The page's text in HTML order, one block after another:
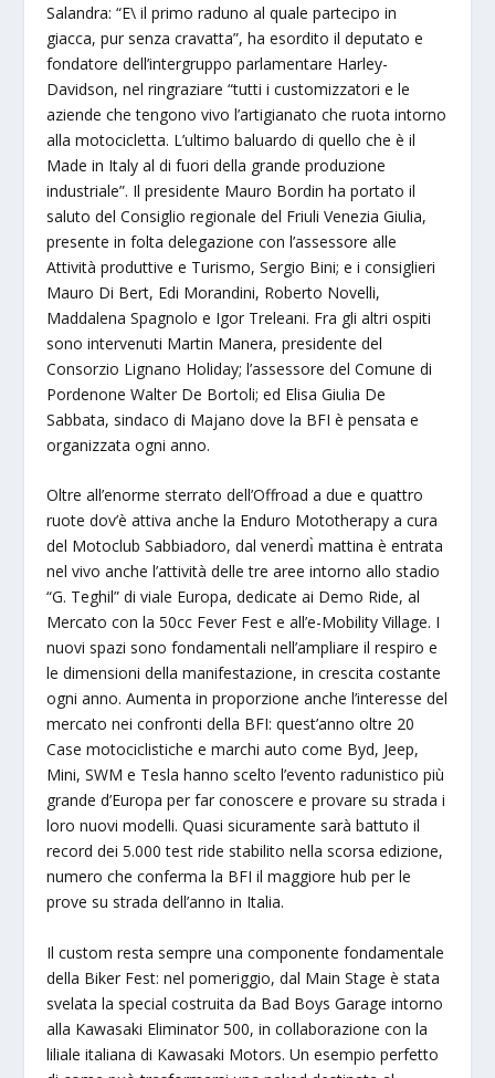
Salandra: “E\ il primo raduno al quale partecipo in
giacca, pur senza cravatta”, ha esordito il deputato e
fondatore dell’intergruppo parlamentare Harley-
Davidson, nel ringraziare “tutti i customizzatori e le
aziende che tengono vivo l’artigianato che ruota intorno
alla motocicletta. L’ultimo baluardo di quello che è il
Made in Italy al di fuori della grande produzione
industriale”. Il presidente Mauro Bordin ha portato il
saluto del Consiglio regionale del Friuli Venezia Giulia,
presente in folta delegazione con l’assessore alle
Attività produttive e Turismo, Sergio Bini; e i consiglieri
Mauro Di Bert, Edi Morandini, Roberto Novelli,
Maddalena Spagnolo e Igor Treleani. Fra gli altri ospiti
sono intervenuti Martin Manera, presidente del
Consorzio Lignano Holiday; l’assessore del Comune di
Pordenone Walter De Bortoli; ed Elisa Giulia De
Sabbata, sindaco di Majano dove la BFI è pensata e
organizzata ogni anno.
Oltre all’enorme sterrato dell’Offroad a due e quattro
ruote dov’è attiva anche la Enduro Mototherapy a cura
del Motoclub Sabbiadoro, dal venerdı̀ mattina è entrata
nel vivo anche l’attività delle tre aree intorno allo stadio
“G. Teghil” di viale Europa, dedicate ai Demo Ride, al
Mercato con la 50cc Fever Fest e all’e-Mobility Village. I
nuovi spazi sono fondamentali nell’ampliare il respiro e
le dimensioni della manifestazione, in crescita costante
ogni anno. Aumenta in proporzione anche l’interesse del
mercato nei confronti della BFI: quest’anno oltre 20
Case motociclistiche e marchi auto come Byd, Jeep,
Mini, SWM e Tesla hanno scelto l’evento radunistico più
grande d’Europa per far conoscere e provare su strada i
loro nuovi modelli. Quasi sicuramente sarà battuto il
record dei 5.000 test ride stabilito nella scorsa edizione,
numero che conferma la BFI il maggiore hub per le
prove su strada dell’anno in Italia.
Il custom resta sempre una componente fondamentale
della Biker Fest: nel pomeriggio, dal Main Stage è stata
svelata la special costruita da Bad Boys Garage intorno
alla Kawasaki Eliminator 500, in collaborazione con la
liliale italiana di Kawasaki Motors. Un esempio perfetto